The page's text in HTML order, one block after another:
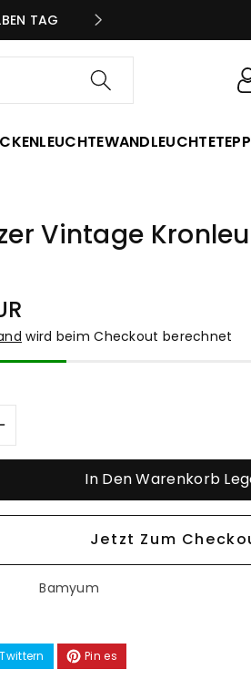
TAG
WANDLEUCHTE
Vintage
wird beim Checkout berechnet
Schwarzer
In Den Warenkorb
Jetzt Zum
Bamyum
Twittern Pin es